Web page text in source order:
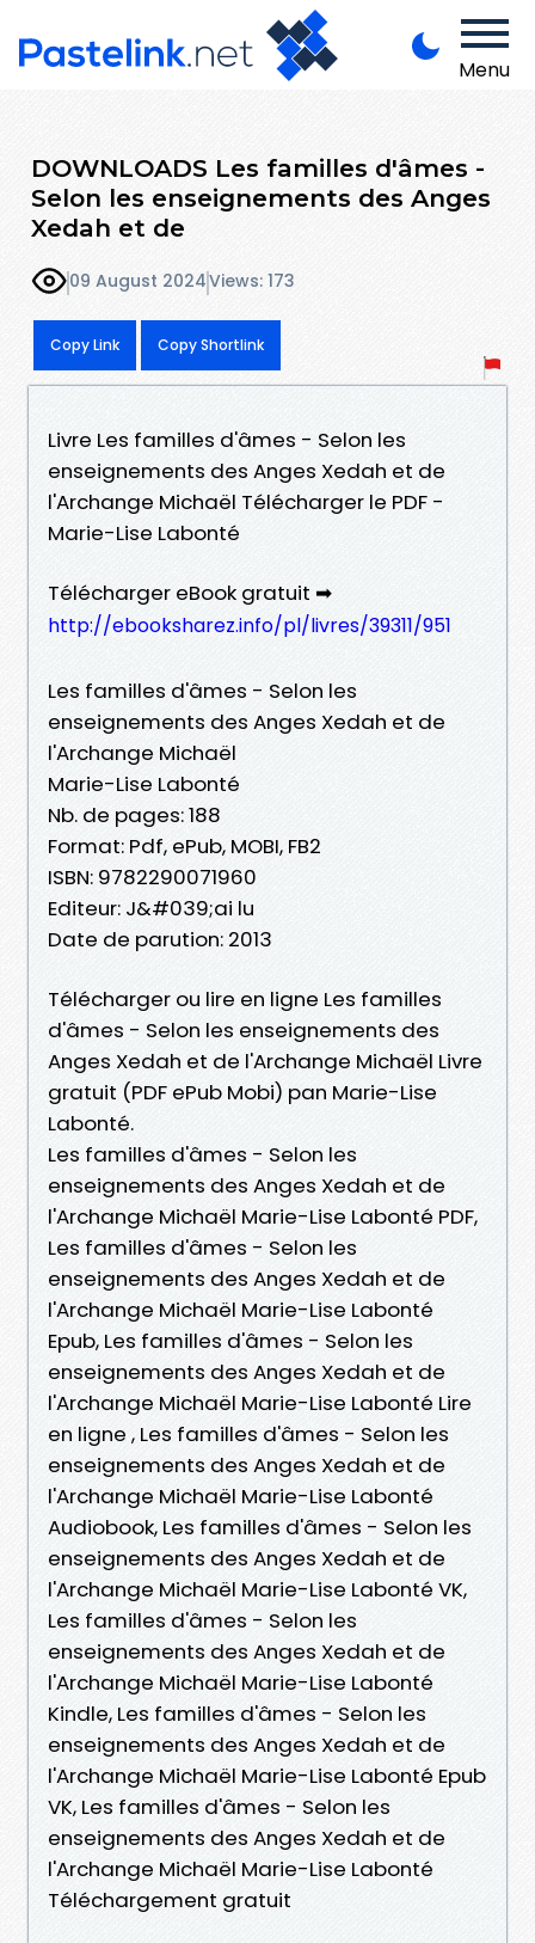
Menu
DOWNLOADS Les familles d'âmes -
Selon les enseignements des Anges
Xedah et de
09 August 2024Views: 173
Copy Link Copy Shortlink
Livre Les familles d'âmes - Selon les
enseignements des Anges Xedah et de
l'Archange Michaël Télécharger le PDF -
Marie-Lise Labonté
Télécharger eBook gratuit ➡
http://ebooksharez.info/pl/livres/39311/951
Les familles d'âmes - Selon les
enseignements des Anges Xedah et de
l'Archange Michaël
Marie-Lise Labonté
Nb. de pages: 188
Format: Pdf, ePub, MOBI, FB2
ISBN: 9782290071960
Editeur: J&#039;ai lu
Date de parution: 2013
Télécharger ou lire en ligne Les familles
d'âmes - Selon les enseignements des
Anges Xedah et de l'Archange Michaël Livre
gratuit (PDF ePub Mobi) pan Marie-Lise
Labonté.
Les familles d'âmes - Selon les
enseignements des Anges Xedah et de
l'Archange Michaël Marie-Lise Labonté PDF,
Les familles d'âmes - Selon les
enseignements des Anges Xedah et de
l'Archange Michaël Marie-Lise Labonté
Epub, Les familles d'âmes - Selon les
enseignements des Anges Xedah et de
l'Archange Michaël Marie-Lise Labonté Lire
en ligne , Les familles d'âmes - Selon les
enseignements des Anges Xedah et de
l'Archange Michaël Marie-Lise Labonté
Audiobook, Les familles d'âmes - Selon les
enseignements des Anges Xedah et de
l'Archange Michaël Marie-Lise Labonté VK,
Les familles d'âmes - Selon les
enseignements des Anges Xedah et de
l'Archange Michaël Marie-Lise Labonté
Kindle, Les familles d'âmes - Selon les
enseignements des Anges Xedah et de
l'Archange Michaël Marie-Lise Labonté Epub
VK, Les familles d'âmes - Selon les
enseignements des Anges Xedah et de
l'Archange Michaël Marie-Lise Labonté
Téléchargement gratuit